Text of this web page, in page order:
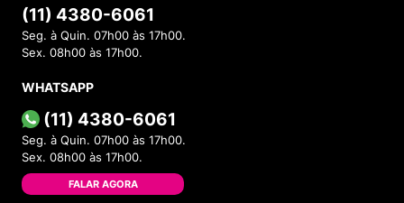
(11) 4380-6061
Seg. à Quin. 07h00 às 17h00.
Sex. 08h00 às 17h00.
WHATSAPP
(11) 4380-6061
Seg. à Quin. 07h00 às 17h00.
Sex. 08h00 às 17h00.
FALAR AGORA